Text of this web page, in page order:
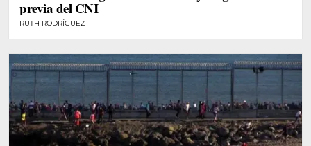
previa del CNI
RUTH RODRÍGUEZ